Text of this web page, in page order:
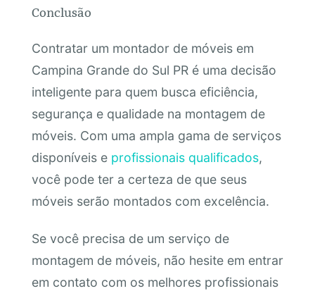
Conclusão
Contratar um montador de móveis em
Campina Grande do Sul PR é uma decisão
inteligente para quem busca eficiência,
segurança e qualidade na montagem de
móveis. Com uma ampla gama de serviços
disponíveis e profissionais qualificados,
você pode ter a certeza de que seus
móveis serão montados com excelência.
Se você precisa de um serviço de
montagem de móveis, não hesite em entrar
em contato com os melhores profissionais